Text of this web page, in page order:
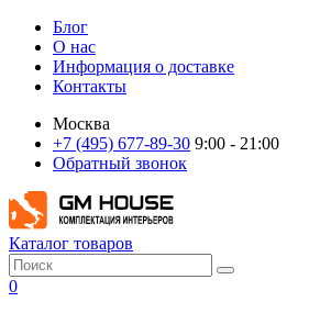
Блог
О нас
Информация о доставке
Контакты
Москва
+7 (495) 677-89-30 9:00 - 21:00
Обратный звонок
Каталог товаров
0